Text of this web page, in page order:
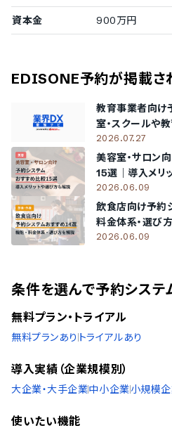
資本金 900万円
EDISONE予約が掲載さ
教育事業者向け
室・スクールや
2026.07.27
美容室・サロン
15選｜導入メリ
2026.06.09
飲食店向け予約
料金体系・選び
2026.06.09
条件を選んで予約システ
無料プラン・トライアル
無料プランあり トライアルあり
導入実績（企業規模別）
大企業・大手企業中小企業小規模
使いたい機能